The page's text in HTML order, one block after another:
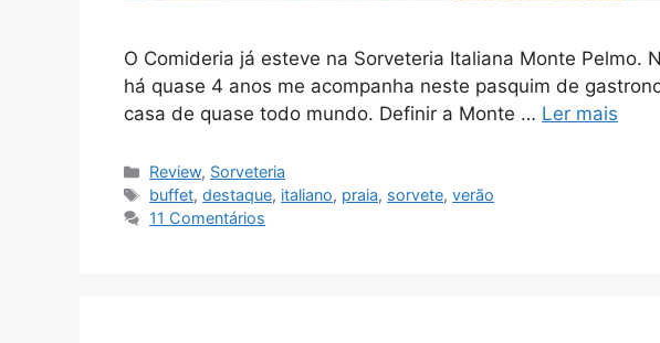
O Comideria já esteve na Sorveteria Italiana Monte
há quase 4 anos me acompanha neste pasquim de
casa de quase todo mundo. Definir a Monte … Ler mais
Categorias
Review, Sorveteria
Tags
buffet,destaque, italiano, praia, sorvete,verão
11 Comentários